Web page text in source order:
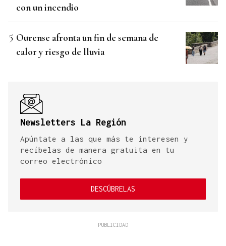
con un incendio
Ourense afronta un fin de semana de
calor y riesgo de lluvia
Newsletters La Región
Apúntate a las que más te interesen y
recíbelas de manera gratuita en tu
correo electrónico
DESCÚBRELAS